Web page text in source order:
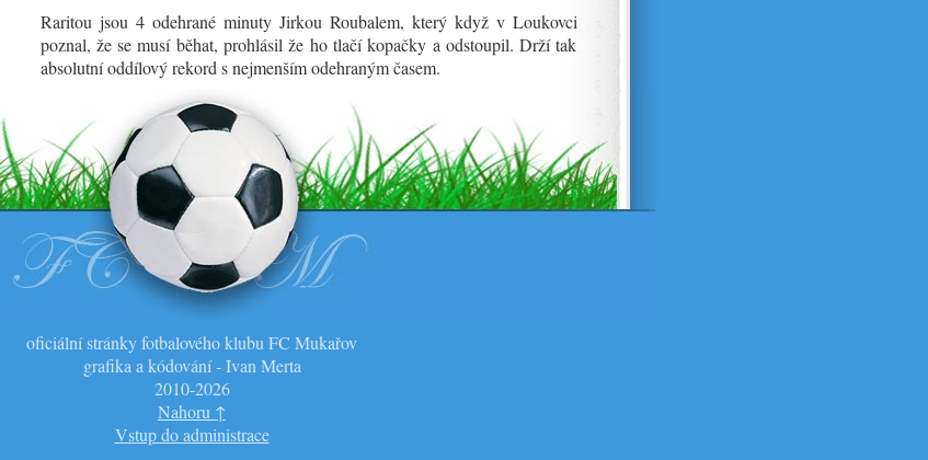
Raritou jsou 4 odehrané minuty Jirkou Roubalem, který když v Loukovci
poznal, že se musí běhat, prohlásil že ho tlačí kopačky a odstoupil. Drží tak
absolutní oddílový rekord s nejmenším odehraným časem.
oficiální stránky fotbalového klubu FC Mukařov
grafika a kódování - Ivan Merta
2010-2026
Nahoru ↑
Vstup do administrace